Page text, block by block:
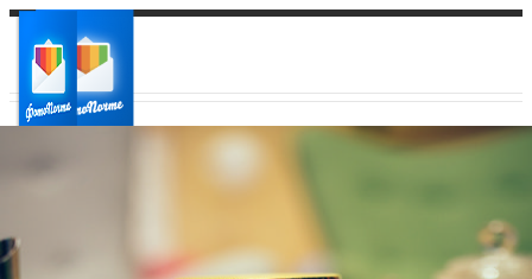
Ваш регион доставки